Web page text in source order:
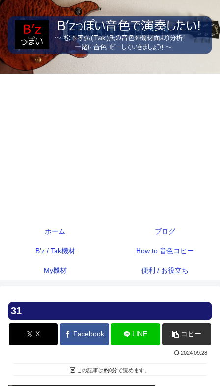
ホーム ブログ
B’z / Tak機材 How to 音色コピー
My機材 便利 / お役立ち
31
X Facebook LINE コピー
2024.09.28
この記事は約0分で読めます。